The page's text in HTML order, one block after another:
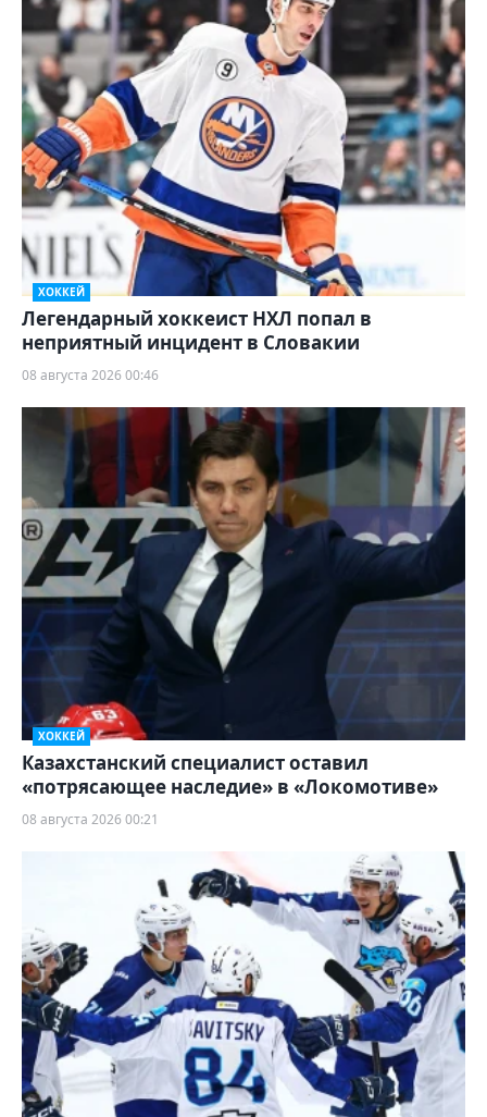
ХОККЕЙ
Легендарный хоккеист НХЛ попал в
неприятный инцидент в Словакии
08 августа 2026 00:46
ХОККЕЙ
Казахстанский специалист оставил
«потрясающее наследие» в «Локомотиве»
08 августа 2026 00:21